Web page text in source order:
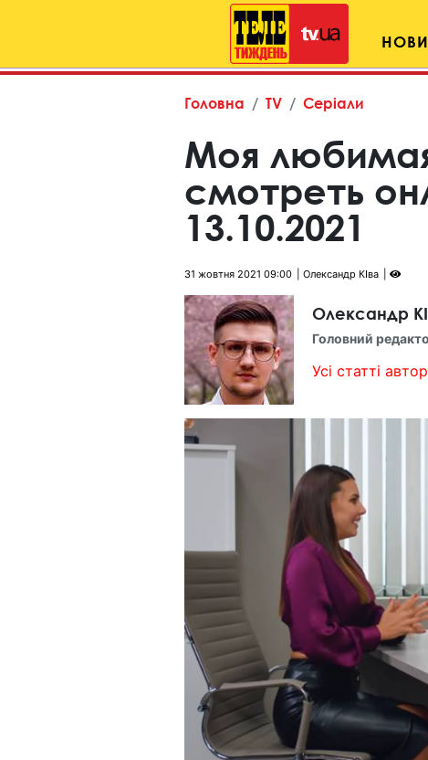
Головна TV Серіали
Моя
смотреть
13.10.2021
31 жовтня 2021 09:00 Олександр КІва
Олександр
Головний
Усі статті